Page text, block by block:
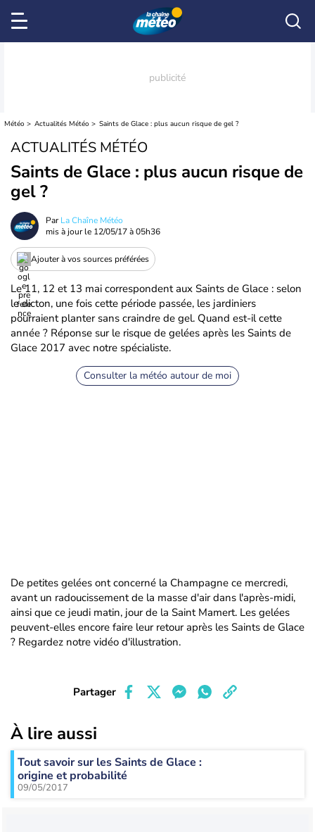
Météo Actualités Météo Saints de Glace : plus aucun risque de gel ?
ACTUALITÉS MÉTÉO
Saints de Glace : plus aucun risque de
gel ?
ParLa Chaîne Météo
mis à jour le 12/05/17 à 05h36
Ajouter à vos sources préférées
Le 11, 12 et 13 mai correspondent aux Saints de Glace : selon
le dicton, une fois cette période passée, les jardiniers
pourraient planter sans craindre de gel. Quand est-il cette
année ? Réponse sur le risque de gelées après les Saints de
Glace 2017 avec notre spécialiste.
Consulter la météo autour de moi
De petites gelées ont concerné la Champagne ce mercredi,
avant un radoucissement de la masse d'air dans l'après-midi,
ainsi que ce jeudi matin, jour de la Saint Mamert. Les gelées
peuvent-elles encore faire leur retour après les Saints de Glace
? Regardez notre vidéo d'illustration.
Partager
À lire aussi
Tout savoir sur les Saints de Glace :
origine et probabilité
09/05/2017